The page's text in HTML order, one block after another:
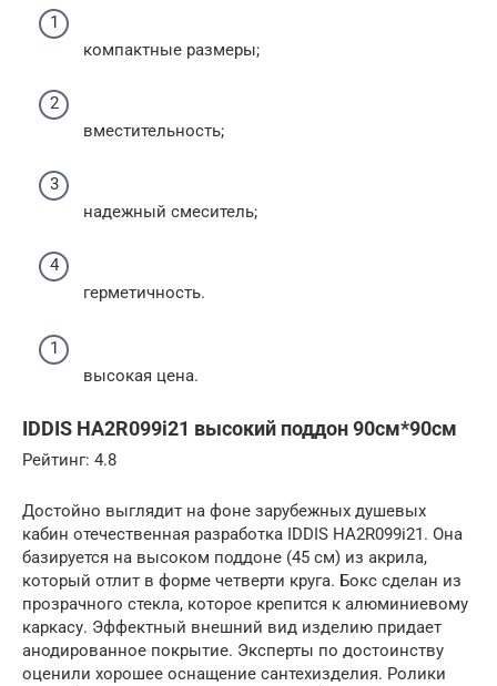
компактные размеры;
вместительность;
надежный смеситель;
герметичность.
высокая цена.
IDDIS HA2R099i21 высокий поддон 90см*90см
Рейтинг: 4.8
Достойно выглядит на фоне зарубежных душевых
кабин отечественная разработка IDDIS HA2R099i21. Она
базируется на высоком поддоне (45 см) из акрила,
который отлит в форме четверти круга. Бокс сделан из
прозрачного стекла, которое крепится к алюминиевому
каркасу. Эффектный внешний вид изделию придает
анодированное покрытие. Эксперты по достоинству
оценили хорошее оснащение сантехизделия. Ролики